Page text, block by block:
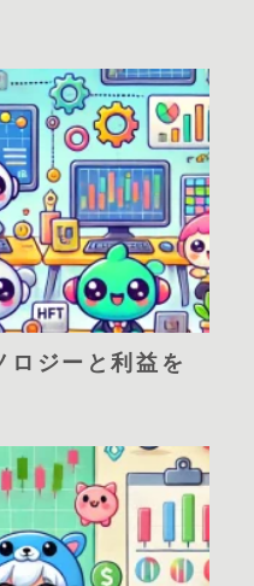
ロジーと利益を